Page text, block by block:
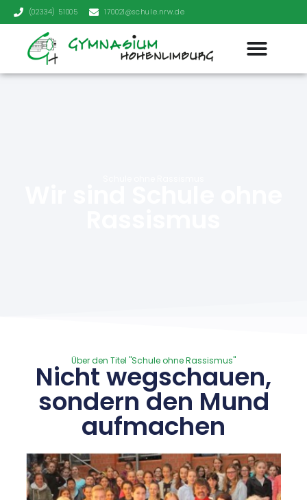
(02334) 51005 170021@schule.nrw.de
Über den Titel "Schule ohne Rassismus"
Nicht wegschauen,
sondern den Mund
aufmachen